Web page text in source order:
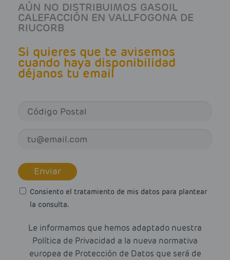
AÚN NO DISTRIBUIMOS GASOIL
CALEFACCIÓN EN VALLFOGONA DE
RIUCORB
Si quieres que te avisemos
cuando haya disponibilidad
déjanos tu email
Enviar
Consiento el tratamiento de mis datos para plantear
la consulta.
Le informamos que hemos adaptado nuestra
Política de Privacidad a la nueva normativa
europea de Protección de Datos que será de